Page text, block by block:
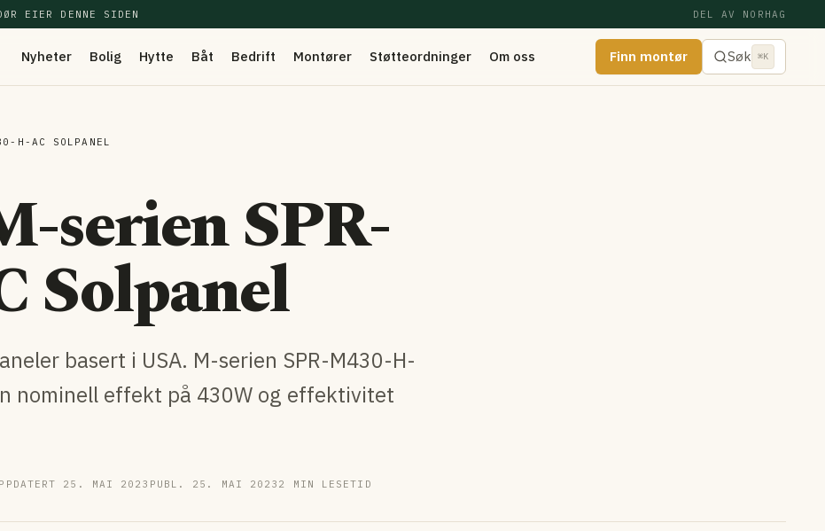
EIER DENNE SIDEN DEL AV NORHAG
Nyheter Bolig Hytte Båt Bedrift Montører Støtteordninger Om oss Finn montør Søk ⌘K
H-AC SOLPANEL
serien SPR-
Solpanel
basert i USA. M-serien SPR-M430-H-
nominell effekt på 430W og effektivitet
25. MAI 2023 PUBL. 25. MAI 2023 2 MIN LESETID